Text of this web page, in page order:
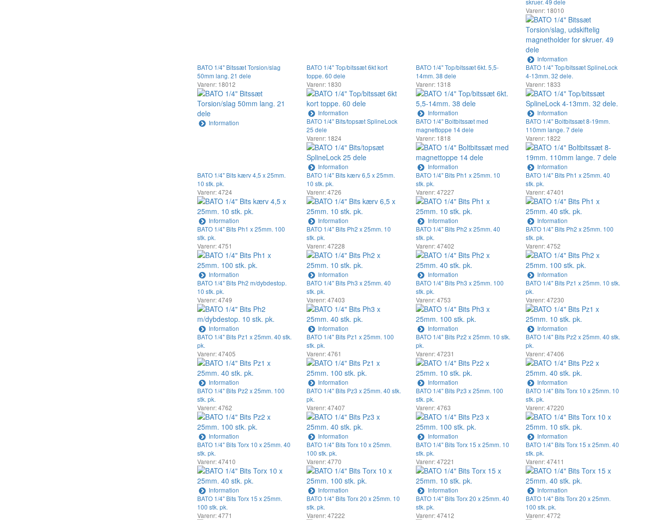
skruer. 49 dele
Varenr: 18010
Information
BATO 1/4" Bitssæt Torsion/slag
50mm lang. 21 dele
Varenr: 18012
Information
BATO 1/4" Top/bitssæt 6kt kort
toppe. 60 dele
Varenr: 1830
Information
BATO 1/4" Top/bitssæt 6kt. 5,5-
14mm. 38 dele
Varenr: 1318
Information
BATO 1/4" Top/bitssæt SplineLock
4-13mm. 32 dele.
Varenr: 1833
Information
BATO 1/4" Bits/topsæt SplineLock
25 dele
Varenr: 1824
Information
BATO 1/4" Boltbitssæt med
magnettoppe 14 dele
Varenr: 1818
Information
BATO 1/4" Boltbitssæt 8-19mm.
110mm lange. 7 dele
Varenr: 1822
Information
BATO 1/4" Bits kærv 4,5 x 25mm.
10 stk. pk.
Varenr: 4724
Information
BATO 1/4" Bits kærv 6,5 x 25mm.
10 stk. pk.
Varenr: 4726
Information
BATO 1/4" Bits Ph1 x 25mm. 10
stk. pk.
Varenr: 47227
Information
BATO 1/4" Bits Ph1 x 25mm. 40
stk. pk.
Varenr: 47401
Information
BATO 1/4" Bits Ph1 x 25mm. 100
stk. pk.
Varenr: 4751
Information
BATO 1/4" Bits Ph2 x 25mm. 10
stk. pk.
Varenr: 47228
Information
BATO 1/4" Bits Ph2 x 25mm. 40
stk. pk.
Varenr: 47402
Information
BATO 1/4" Bits Ph2 x 25mm. 100
stk. pk.
Varenr: 4752
Information
BATO 1/4" Bits Ph2 m/dybdestop.
10 stk. pk.
Varenr: 4749
Information
BATO 1/4" Bits Ph3 x 25mm. 40
stk. pk.
Varenr: 47403
Information
BATO 1/4" Bits Ph3 x 25mm. 100
stk. pk.
Varenr: 4753
Information
BATO 1/4" Bits Pz1 x 25mm. 10 stk.
pk.
Varenr: 47230
Information
BATO 1/4" Bits Pz1 x 25mm. 40 stk.
pk.
Varenr: 47405
Information
BATO 1/4" Bits Pz1 x 25mm. 100
stk. pk.
Varenr: 4761
Information
BATO 1/4" Bits Pz2 x 25mm. 10 stk.
pk.
Varenr: 47231
Information
BATO 1/4" Bits Pz2 x 25mm. 40 stk.
pk.
Varenr: 47406
Information
BATO 1/4" Bits Pz2 x 25mm. 100
stk. pk.
Varenr: 4762
Information
BATO 1/4" Bits Pz3 x 25mm. 40 stk.
pk.
Varenr: 47407
Information
BATO 1/4" Bits Pz3 x 25mm. 100
stk. pk.
Varenr: 4763
Information
BATO 1/4" Bits Torx 10 x 25mm. 10
stk. pk.
Varenr: 47220
Information
BATO 1/4" Bits Torx 10 x 25mm. 40
stk. pk.
Varenr: 47410
Information
BATO 1/4" Bits Torx 10 x 25mm.
100 stk. pk.
Varenr: 4770
Information
BATO 1/4" Bits Torx 15 x 25mm. 10
stk. pk.
Varenr: 47221
Information
BATO 1/4" Bits Torx 15 x 25mm. 40
stk. pk.
Varenr: 47411
Information
BATO 1/4" Bits Torx 15 x 25mm.
100 stk. pk.
Varenr: 4771
BATO 1/4" Bits Torx 20 x 25mm. 10
stk. pk.
Varenr: 47222
BATO 1/4" Bits Torx 20 x 25mm. 40
stk. pk.
Varenr: 47412
BATO 1/4" Bits Torx 20 x 25mm.
100 stk. pk.
Varenr: 4772